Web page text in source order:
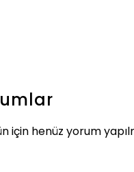
için henüz yorum